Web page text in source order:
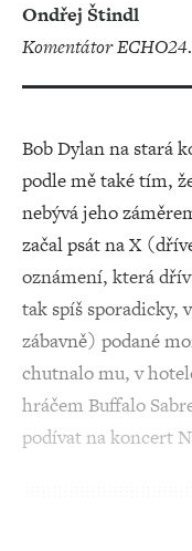
Ondřej Štindl
komentátor
Bob Dylan na stará
podle mě také tím,
nebývá jeho
začal psát na X
oznámení, která
tak spíš sporadicky,
zábavně) podané
chutnalo mu, v
hráčem Buffalo
podívat na koncert